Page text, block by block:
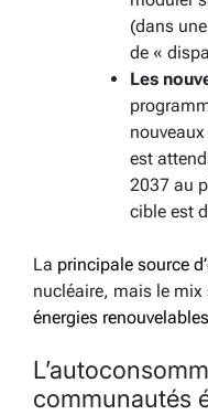
(dans
de «
Les
est
2037 au
cible est
La principale source
nucléaire, mais le mix
énergies renouvelables
communautés